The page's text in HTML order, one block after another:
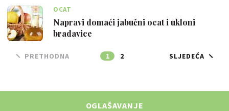
OCAT
Napravi domaći jabučni ocat i ukloni
bradavice
PRETHODNA 1 2 SLJEDEĆA
OGLAŠAVANJE